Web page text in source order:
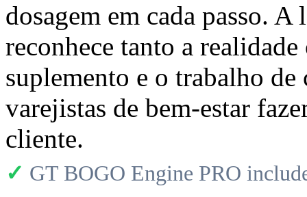
dosagem em cada passo.
reconhece tanto a
suplemento e o trabalho
varejistas de bem-estar
cliente.
✓ GT BOGO Engine PRO